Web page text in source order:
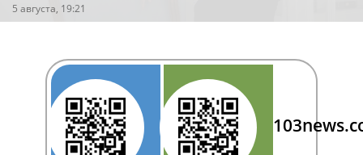
5 августа, 19:21